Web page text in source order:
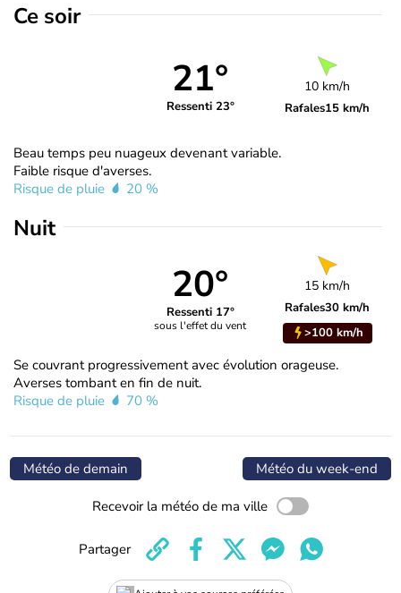
Ce soir
21°
Ressenti 23°
10 km/h
Rafales15 km/h
Beau temps peu nuageux devenant variable.
Faible risque d'averses.
Risque de pluie
20 %
Nuit
20°
Ressenti 17°
sous l'effet du vent
15 km/h
Rafales30 km/h
>100 km/h
Se couvrant progressivement avec évolution orageuse.
Averses tombant en fin de nuit.
Risque de pluie
70 %
Météo de demain Météo du week-end
Recevoir la météo de ma ville
Partager